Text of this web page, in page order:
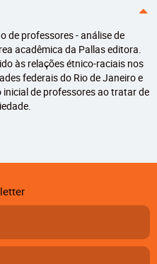
de professores - análise de
acadêmica da Pallas editora.
às relações étnico-raciais nos
federais do Rio de Janeiro e
de professores ao tratar de